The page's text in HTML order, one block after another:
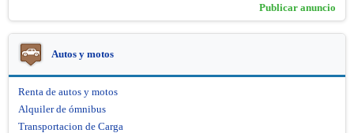
Publicar anuncio
Autos y motos
Renta de autos y motos
Alquiler de ómnibus
Transportacion de Carga